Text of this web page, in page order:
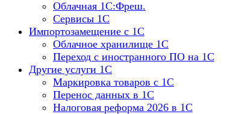
Облачная 1С:Фреш.
Сервисы 1С
Импортозамещение с 1С
Облачное хранилище 1С
Переход с иностранного ПО на 1С
Другие услуги 1С
Маркировка товаров с 1С
Перенос данных в 1С
Налоговая реформа 2026 в 1С